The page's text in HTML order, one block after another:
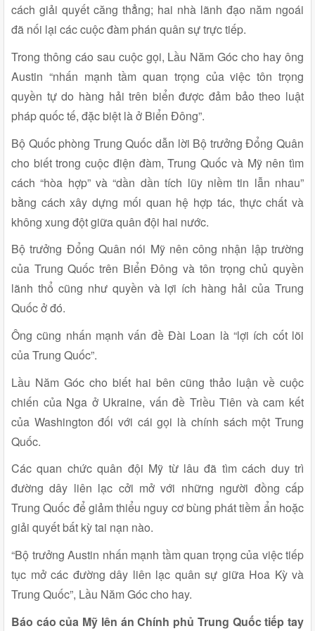
cách giải quyết căng thẳng; hai nhà lãnh đạo năm ngoái
đã nối lại các cuộc đàm phán quân sự trực tiếp.
Trong thông cáo sau cuộc gọi, Lầu Năm Góc cho hay ông
Austin “nhấn mạnh tầm quan trọng của việc tôn trọng
quyền tự do hàng hải trên biển được đảm bảo theo luật
pháp quốc tế, đặc biệt là ở Biển Đông”.
Bộ Quốc phòng Trung Quốc dẫn lời Bộ trưởng Đổng Quân
cho biết trong cuộc điện đàm, Trung Quốc và Mỹ nên tìm
cách “hòa hợp” và “dần dần tích lũy niềm tin lẫn nhau”
bằng cách xây dựng mối quan hệ hợp tác, thực chất và
không xung đột giữa quân đội hai nước.
Bộ trưởng Đổng Quân nói Mỹ nên công nhận lập trường
của Trung Quốc trên Biển Đông và tôn trọng chủ quyền
lãnh thổ cũng như quyền và lợi ích hàng hải của Trung
Quốc ở đó.
Ông cũng nhấn mạnh vấn đề Đài Loan là “lợi ích cốt lõi
của Trung Quốc”.
Lầu Năm Góc cho biết hai bên cũng thảo luận về cuộc
chiến của Nga ở Ukraine, vấn đề Triều Tiên và cam kết
của Washington đối với cái gọi là chính sách một Trung
Quốc.
Các quan chức quân đội Mỹ từ lâu đã tìm cách duy trì
đường dây liên lạc cởi mở với những người đồng cấp
Trung Quốc để giảm thiểu nguy cơ bùng phát tiềm ẩn hoặc
giải quyết bất kỳ tai nạn nào.
“Bộ trưởng Austin nhấn mạnh tầm quan trọng của việc tiếp
tục mở các đường dây liên lạc quân sự giữa Hoa Kỳ và
Trung Quốc”, Lầu Năm Góc cho hay.
Báo cáo của Mỹ lên án Chính phủ Trung Quốc tiếp tay